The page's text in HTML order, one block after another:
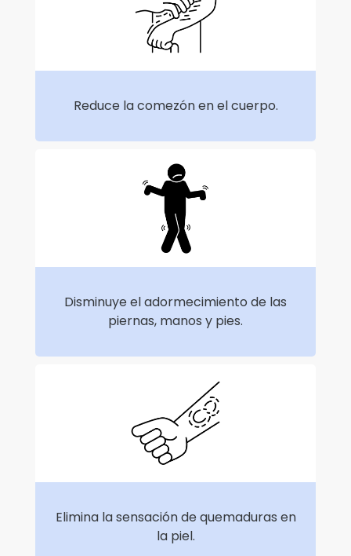
Reduce la comezón en el cuerpo.
Disminuye el adormecimiento de las
piernas, manos y pies.
Elimina la sensación de quemaduras en
la piel.